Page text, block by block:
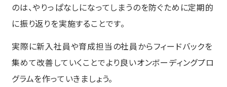
のは、やりっぱなしになってしまうのを防ぐために定期的
に振り返りを実施することです。
実際に新入社員や育成担当の社員からフィードバックを
集めて改善していくことでより良いオンボーディングプロ
グラムを作っていきましょう。